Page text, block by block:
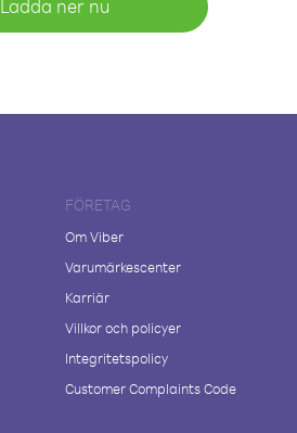
Ladda ner nu
FÖRETAG
Om Viber
Varumärkescenter
Karriär
Villkor och policyer
Integritetspolicy
Customer Complaints Code